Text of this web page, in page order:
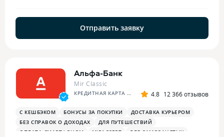
Отправить заявку
Альфа-Банк
Mir Classic
КРЕДИТНАЯ КАРТА АЛЬФА-БАНКА 4.8 12 366 отзывов
С КЕШБЭКОМ БОНУСЫ ЗА ПОКУПКИ
ДОСТАВКА КУРЬЕРОМ
БЕЗ СПРАВОК О ДОХОДАХ
ДЛЯ ПУТЕШЕСТВИЙ
ОПЛАТА СМАРТФОНОМ
MIRACCEPT
ДЛЯ САМОЗАНЯТЫХ